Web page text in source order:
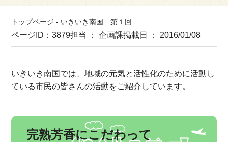
トップページ - いきいき南国 第１回
ページID：3879担当 ： 企画課掲載日 ： 2016/01/08
いきいき南国では、地域の元気と活性化のために活動し
ている市民の皆さんの活動をご紹介しています。
完熟芳香にこだわって